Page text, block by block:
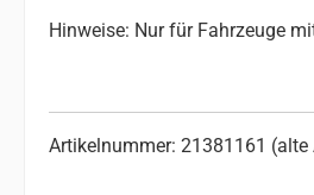
Hinweise: Nur für Fahrzeuge
Artikelnummer: 21381161